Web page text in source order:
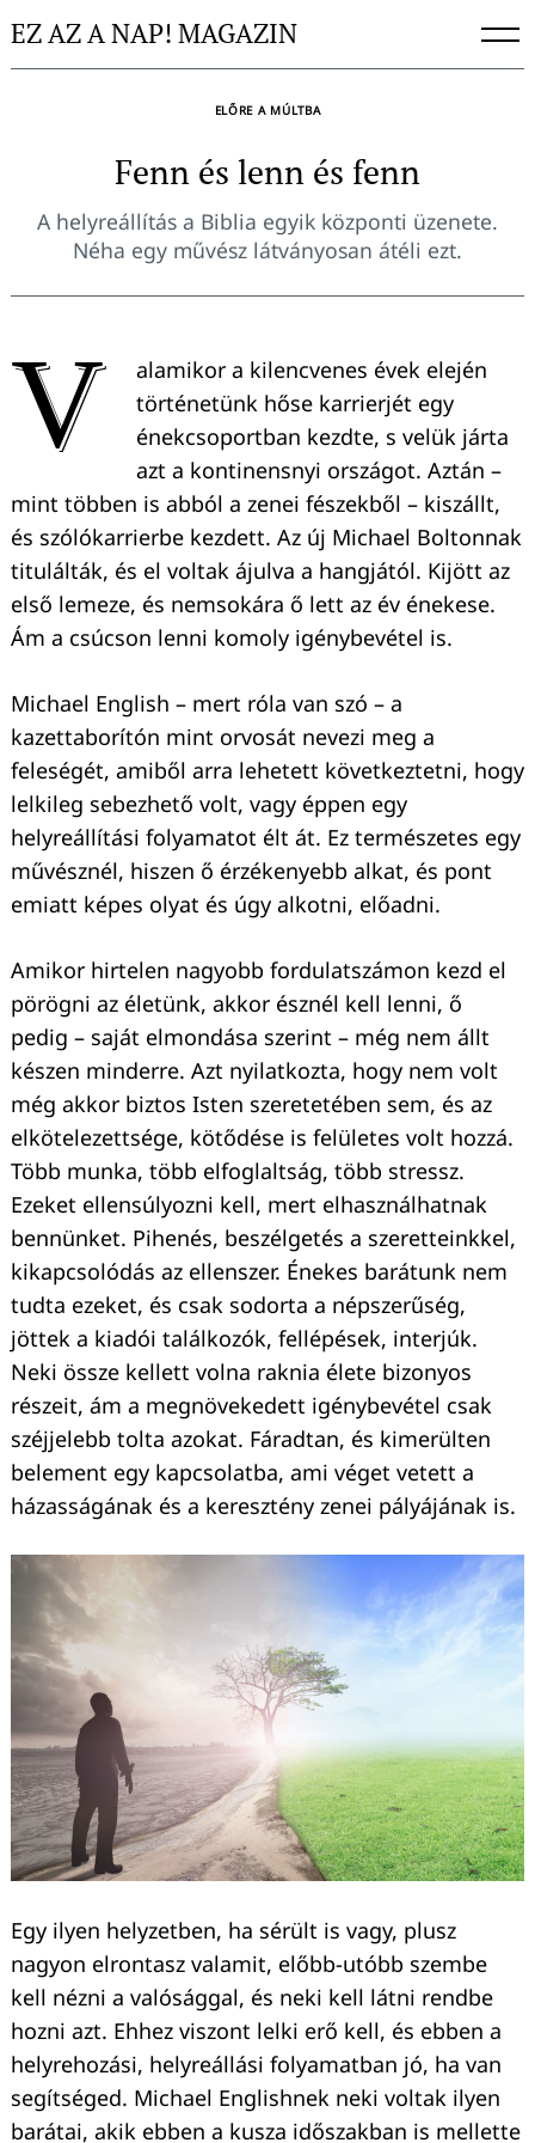
toEZ AZ A NAP! MAGAZIN
ELŐRE A MÚLTBA
Fenn és lenn és fenn
A helyreállítás a Biblia egyik központi üzenete.
Néha egy művész látványosan átéli ezt.
V
alamikor a kilencvenes évek elején
történetünk hőse karrierjét egy
énekcsoportban kezdte, s velük járta
azt a kontinensnyi országot. Aztán –
mint többen is abból a zenei fészekből – kiszállt,
és szólókarrierbe kezdett. Az új Michael Boltonnak
titulálták, és el voltak ájulva a hangjától. Kijött az
első lemeze, és nemsokára ő lett az év énekese.
Ám a csúcson lenni komoly igénybevétel is.
Michael English – mert róla van szó – a
kazettaborítón mint orvosát nevezi meg a
feleségét, amiből arra lehetett következtetni, hogy
lelkileg sebezhető volt, vagy éppen egy
helyreállítási folyamatot élt át. Ez természetes egy
művésznél, hiszen ő érzékenyebb alkat, és pont
emiatt képes olyat és úgy alkotni, előadni.
Amikor hirtelen nagyobb fordulatszámon kezd el
pörögni az életünk, akkor észnél kell lenni, ő
pedig – saját elmondása szerint – még nem állt
készen minderre. Azt nyilatkozta, hogy nem volt
még akkor biztos Isten szeretetében sem, és az
elkötelezettsége, kötődése is felületes volt hozzá.
Több munka, több elfoglaltság, több stressz.
Ezeket ellensúlyozni kell, mert elhasználhatnak
bennünket. Pihenés, beszélgetés a szeretteinkkel,
kikapcsolódás az ellenszer. Énekes barátunk nem
tudta ezeket, és csak sodorta a népszerűség,
jöttek a kiadói találkozók, fellépések, interjúk.
Neki össze kellett volna raknia élete bizonyos
részeit, ám a megnövekedett igénybevétel csak
széjjelebb tolta azokat. Fáradtan, és kimerülten
belement egy kapcsolatba, ami véget vetett a
házasságának és a keresztény zenei pályájának is.
Egy ilyen helyzetben, ha sérült is vagy, plusz
nagyon elrontasz valamit, előbb-utóbb szembe
kell nézni a valósággal, és neki kell látni rendbe
hozni azt. Ehhez viszont lelki erő kell, és ebben a
helyrehozási, helyreállási folyamatban jó, ha van
segítséged. Michael Englishnek neki voltak ilyen
barátai, akik ebben a kusza időszakban is mellette